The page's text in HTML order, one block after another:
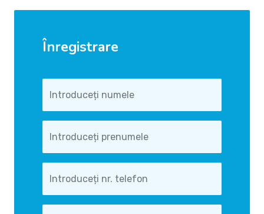
Înregistrare